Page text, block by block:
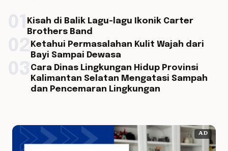
Kisah di Balik Lagu-lagu Ikonik Carter
Brothers Band
Ketahui Permasalahan Kulit Wajah dari
Bayi Sampai Dewasa
Cara Dinas Lingkungan Hidup Provinsi
Kalimantan Selatan Mengatasi Sampah
dan Pencemaran Lingkungan
AD